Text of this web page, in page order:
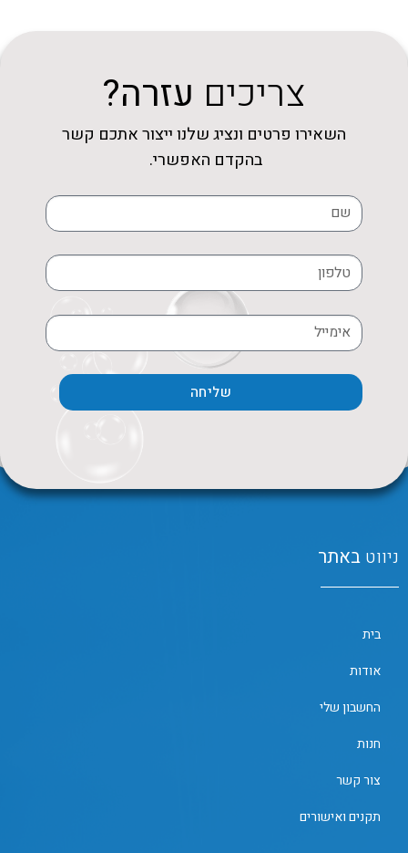
צריכים עזרה?
השאירו פרטים ונציג שלנו ייצור אתכם קשר
בהקדם האפשרי.
שליחה
ניווט באתר
בית
אודות
החשבון שלי
חנות
צור קשר
תקנים ואישורים